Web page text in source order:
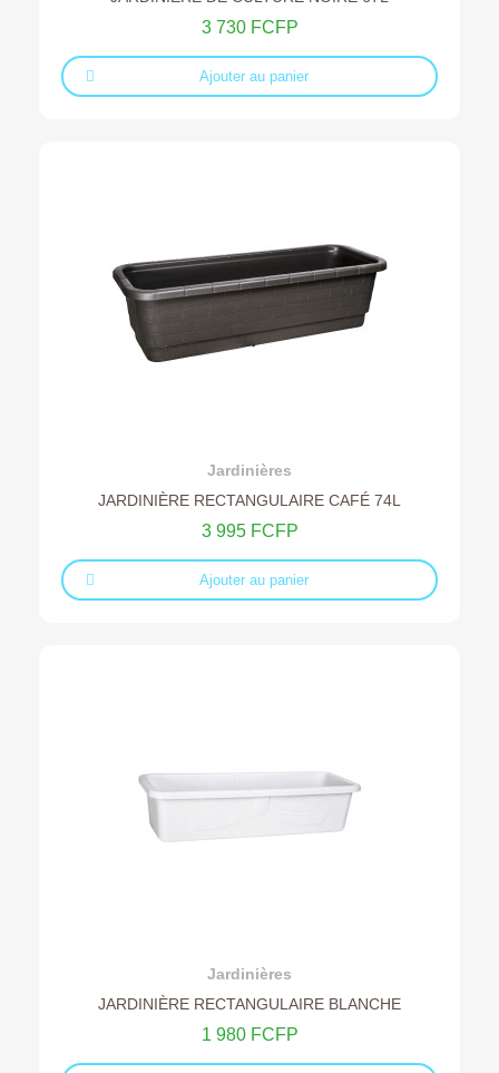
3 730 FCFP
Ajouter au panier
Ajouter au devis
Jardinières
JARDINIÈRE RECTANGULAIRE CAFÉ 74L
3 995 FCFP
Ajouter au panier
Ajouter au devis
Jardinières
JARDINIÈRE RECTANGULAIRE BLANCHE
1 980 FCFP